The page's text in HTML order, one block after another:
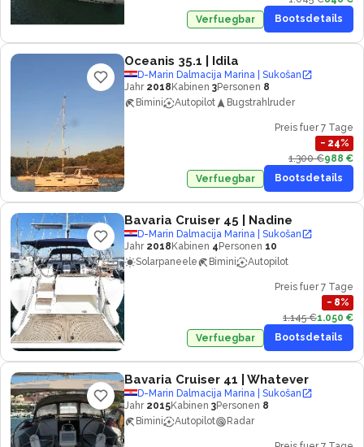
Verfuegbar
Bootsdetails
Oceanis 35.1 | Idila
D-Marin Dalmacija Marina | Sukošan
Jahr 2018 Kabinen 3Personen 8
Bimini
Autopilot Bugstrahlruder
Preis fuer 7 Tage
− 24%
1.300 €988 €
Verfuegbar
Bootsdetails
Bavaria Cruiser 45 | Nadine
D-Marin Dalmacija Marina | Sukošan
Jahr 2018 Kabinen 4 Personen 10
Solarpaneele
Bimini Autopilot
Preis fuer 7 Tage
− 8%
1.145 €1.050 €
Verfuegbar
Bootsdetails
Bavaria Cruiser 41 | Whatever
D-Marin Dalmacija Marina | Sukošan
Jahr 2015Kabinen 3Personen 8
Bimini
Autopilot Radar